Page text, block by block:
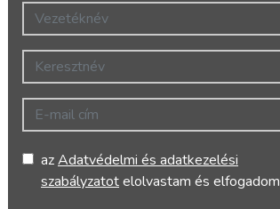
Vezetéknév
Keresztnév
E-mail cím
azAdatvédelmi és adatkezelési
szabályzatotelolvastam és elfogadom